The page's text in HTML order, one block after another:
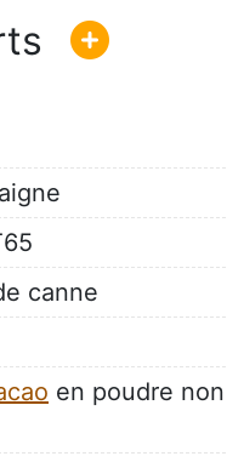
canne
en poudre non